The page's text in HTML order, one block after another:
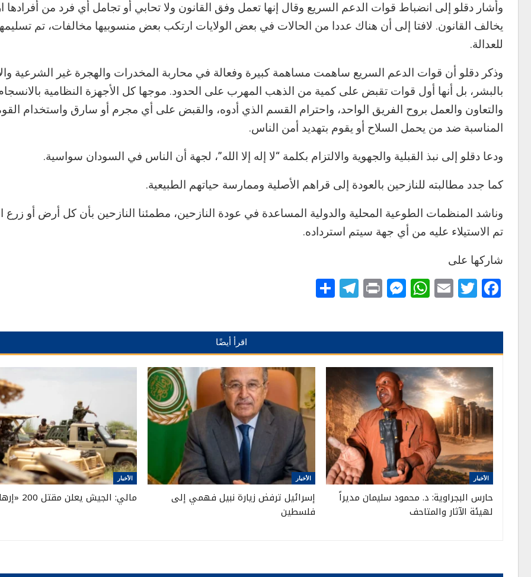
وأشار دقلو إلى انضباط قوات الدعم السريع وقال إنها تعمل وفق القانون ولا تحابي أو تجامل أي فرد من أفرادها
يخالف القانون. لافتا إلى أن هناك عددا من الحالات في بعض الولايات ارتكب بعض منسوبيها مخالفات، تم
للعدالة.
وذكر دقلو أن قوات الدعم السريع ساهمت مساهمة كبيرة وفعالة في محاربة المخدرات والهجرة غير الشرعية
بالبشر، بل أنها أول قوات تقبض على كمية من الذهب المهرب على الحدود. موجها كل الأجهزة النظامية
والتعاون والعمل بروح الفريق الواحد، واحترام القسم الذي أدوه، والقبض على أي مجرم أو سارق واستخدام
المناسبة ضد من يحمل السلاح أو يقوم بتهديد أمن الناس.
ودعا دقلو إلى نبذ القبلية والجهوية والالتزام بكلمة “لا إله إلا الله”، لجهة أن الناس في السودان سواسية.
كما جدد مطالبته للنازحين بالعودة إلى قراهم الأصلية وممارسة حياتهم الطبيعية.
وناشد المنظمات الطوعية المحلية والدولية المساعدة في عودة النازحين، مطمئنا النازحين بأن كل أرض أو زرع
تم الاستيلاء عليه من أي جهة سيتم استرداده.
شاركها على
Facebook
Twitter
Email
WhatsApp
Messenger
Print
Telegram
اقرأ أيضًا
الأخبار
حارس البجراوية: د. محمود سليمان مديراً
لهيئة الآثار والمتاحف
الأخبار
إسرائيل ترفض زيارة نبيل فهمي إلى
فلسطين
الأخبار
مالي: الجيش يعلن مقتل 200 «إرهابي»